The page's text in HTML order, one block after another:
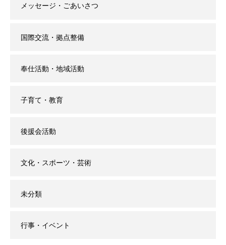
メッセージ・ごあいさつ
国際交流・拠点整備
奉仕活動・地域活動
子育て・教育
後援会活動
文化・スポーツ・芸術
未分類
行事・イベント